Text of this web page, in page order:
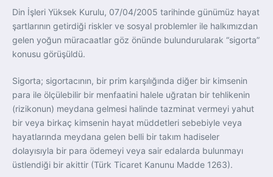
Din İşleri Yüksek Kurulu, 07/04/2005 tarihinde günümüz hayat
şartlarının getirdiği riskler ve sosyal problemler ile halkımızdan
gelen yoğun müracaatlar göz önünde bulundurularak “sigorta”
konusu görüşüldü.
Sigorta; sigortacının, bir prim karşılığında diğer bir kimsenin
para ile ölçülebilir bir menfaatini halele uğratan bir tehlikenin
(rizikonun) meydana gelmesi halinde tazminat vermeyi yahut
bir veya birkaç kimsenin hayat müddetleri sebebiyle veya
hayatlarında meydana gelen belli bir takım hadiseler
dolayısıyla bir para ödemeyi veya sair edalarda bulunmayı
üstlendiği bir akittir (Türk Ticaret Kanunu Madde 1263).